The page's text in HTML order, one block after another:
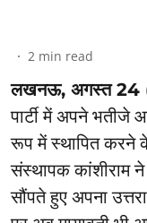
2 min read
लखनऊ, अगस्त 24
पार्टी में अपने भतीजे
रूप में स्थापित करने
संस्थापक कांशीराम ने
सौंपते हुए अपना